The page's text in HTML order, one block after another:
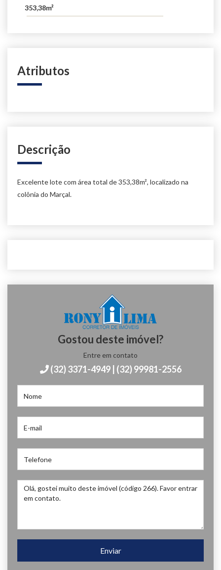
353,38m²
Atributos
Descrição
Excelente lote com área total de 353,38m², localizado na
colônia do Marçal.
Gostou deste imóvel?
Entre em contato
(32) 3371-4949 | (32) 99981-2556
Enviar